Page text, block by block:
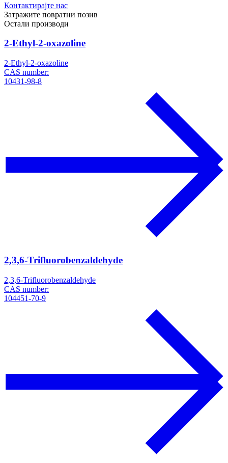
Контактирајте нас
Затражите повратни позив
Остали производи
2-Ethyl-2-oxazoline
2-Ethyl-2-oxazoline
CAS number:
10431-98-8
2,3,6-Trifluorobenzaldehyde
2,3,6-Trifluorobenzaldehyde
CAS number:
104451-70-9